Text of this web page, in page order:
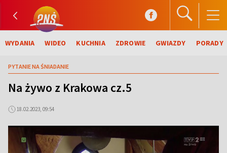
WYDANIA WIDEO KUCHNIA ZDROWIE GWIAZDY PORADY
PYTANIE NA ŚNIADANIE
Na żywo z Krakowa cz.5
18.02.2023, 09:54